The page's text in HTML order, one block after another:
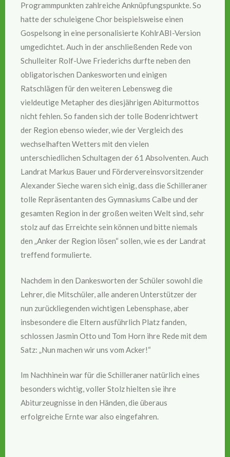
Programmpunkten zahlreiche Anknüpfungspunkte. So
hatte der schuleigene Chor beispielsweise einen
Gospelsong in eine personalisierte KohlrABI-Version
umgedichtet. Auch in der anschließenden Rede von
Schulleiter Rolf-Uwe Friederichs durfte neben den
obligatorischen Dankesworten und einigen
Ratschlägen für den weiteren Lebensweg die
vieldeutige Metapher des diesjährigen Abiturmottos
nicht fehlen. So fanden sich der tolle Bodenrichtwert
der Region ebenso wieder, wie der Vergleich des
wechselhaften Wetters mit den vielen
unterschiedlichen Schultagen der 61 Absolventen. Auch
Landrat Markus Bauer und Fördervereinsvorsitzender
Alexander Sieche waren sich einig, dass die Schilleraner
tolle Repräsentanten des Gymnasiums Calbe und der
gesamten Region in der großen weiten Welt sind, sehr
stolz auf das Erreichte sein können und bitte niemals
den „Anker der Region lösen“ sollen, wie es der Landrat
treffend formulierte.
Nachdem in den Dankesworten der Schüler sowohl die
Lehrer, die Mitschüler, alle anderen Unterstützer der
nun zurückliegenden wichtigen Lebensphase, aber
insbesondere die Eltern ausführlich Platz fanden,
schlossen Jasmin Otto und Tom Horn ihre Rede mit dem
Satz: „Nun machen wir uns vom Acker!“
Im Nachhinein war für die Schilleraner natürlich eines
besonders wichtig, voller Stolz hielten sie ihre
Abiturzeugnisse in den Händen, die überaus
erfolgreiche Ernte war also eingefahren.